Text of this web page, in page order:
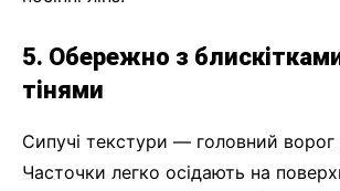
5. Обережно з
тінями
Сипучі текстури — головний ворог
Часточки легко осідають на